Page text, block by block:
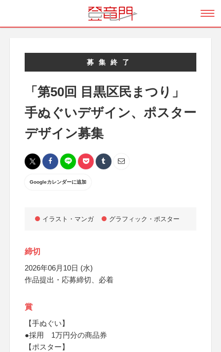
募集終了
「第50回 目黒区民まつり」
手ぬぐいデザイン、ポスター
デザイン募集
Googleカレンダーに追加
イラスト・マンガ グラフィック・ポスター
締切
2026年06月10日 (水)
作品提出・応募締切、必着
賞
【手ぬぐい】
●採用 1万円分の商品券
【ポスター】